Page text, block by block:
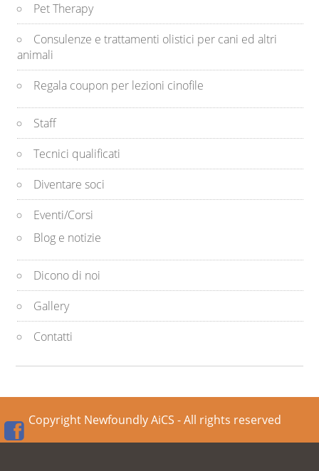
Pet Therapy
Consulenze e trattamenti olistici per cani ed altri
animali
Regala coupon per lezioni cinofile
Staff
Tecnici qualificati
Diventare soci
Eventi/Corsi
Blog e notizie
Dicono di noi
Gallery
Contatti
Copyright Newfoundly AiCS - All rights reserved